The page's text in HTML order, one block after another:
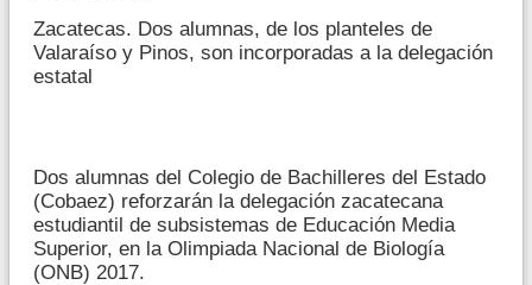
Zacatecas. Dos alumnas, de los planteles de
Valaraíso y Pinos, son incorporadas a la delegación
estatal
Dos alumnas del Colegio de Bachilleres del Estado
(Cobaez) reforzarán la delegación zacatecana
estudiantil de subsistemas de Educación Media
Superior, en la Olimpiada Nacional de Biología
(ONB) 2017.